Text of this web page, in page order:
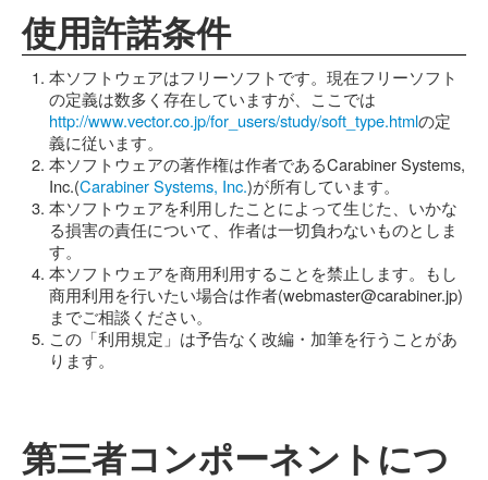
ユーザーマニュアル
アプリ開発マニュアル
使用許諾条件
本ソフトウェアはフリーソフトです。現在フリーソフト
の定義は数多く存在していますが、ここでは
http://www.vector.co.jp/for_users/study/soft_type.htmlの定
義に従います。
本ソフトウェアの著作権は作者であるCarabiner Systems,
Inc.(Carabiner Systems, Inc.)が所有しています。
本ソフトウェアを利用したことによって生じた、いかな
る損害の責任について、作者は一切負わないものとしま
す。
本ソフトウェアを商用利用することを禁止します。もし
商用利用を行いたい場合は作者(webmaster@carabiner.jp)
までご相談ください。
この「利用規定」は予告なく改編・加筆を行うことがあ
ります。
第三者コンポーネントにつ